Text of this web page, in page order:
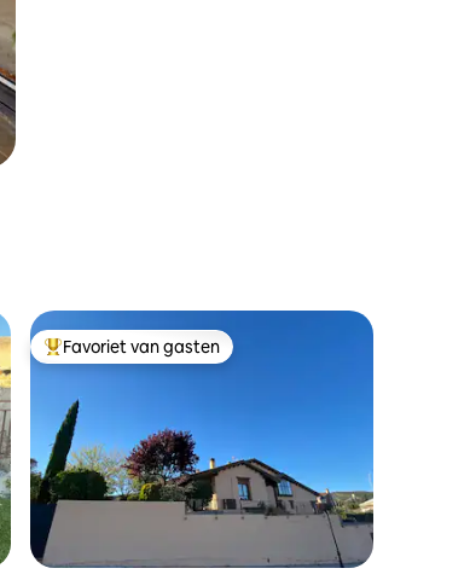
Topfavoriet van gasten
Favoriet van gasten